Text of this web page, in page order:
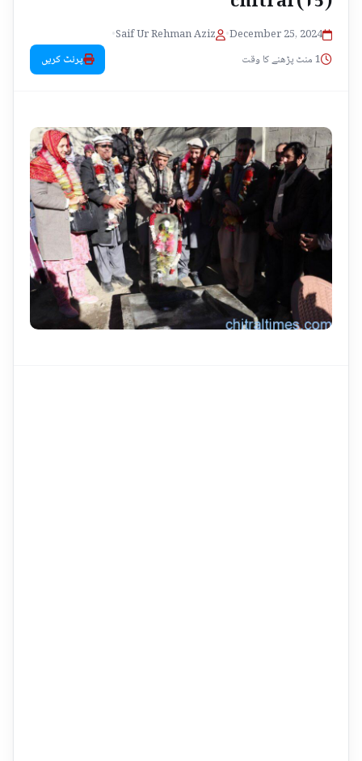
December 25, 2024
•
Saif Ur Rehman Aziz
•
1 منٹ پڑھنے کا وقت
پرنٹ کریں